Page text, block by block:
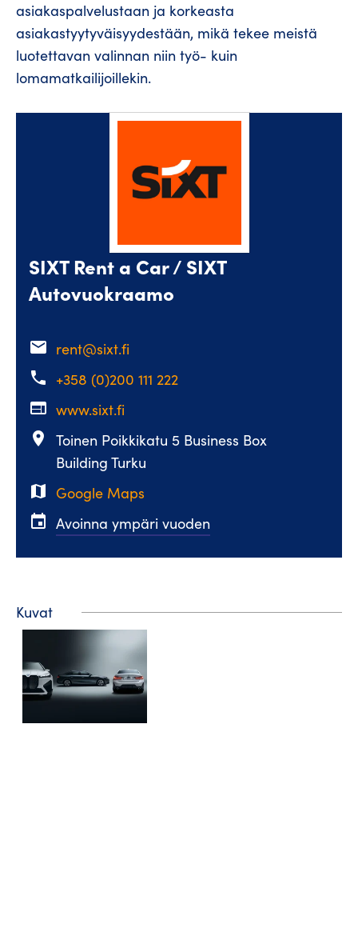
asiakaspalvelustaan ja korkeasta
asiakastyytyväisyydestään, mikä tekee meistä
luotettavan valinnan niin työ- kuin
lomamatkailijoillekin.
SIXT Rent a Car / SIXT
Autovuokraamo
email rent@sixt.fi
phone +358 (0)200 111 222
web www.sixt.fi
place
Toinen Poikkikatu 5 Business Box
Building Turku
map Google Maps
event Avoinna ympäri vuoden
Kuvat